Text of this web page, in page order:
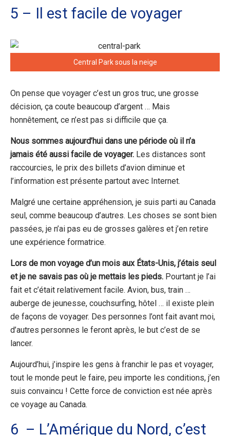
5 – Il est facile de voyager
Central Park sous la neige
On pense que voyager c’est un gros truc, une grosse
décision, ça coute beaucoup d’argent … Mais
honnêtement, ce n’est pas si difficile que ça.
Nous sommes aujourd’hui dans une période où il n’a
jamais été aussi facile de voyager. Les distances sont
raccourcies, le prix des billets d’avion diminue et
l’information est présente partout avec Internet.
Malgré une certaine appréhension, je suis parti au Canada
seul, comme beaucoup d’autres. Les choses se sont bien
passées, je n’ai pas eu de grosses galères et j’en retire
une expérience formatrice.
Lors de mon voyage d’un mois aux États-Unis, j’étais seul
et je ne savais pas où je mettais les pieds. Pourtant je l’ai
fait et c’était relativement facile. Avion, bus, train …
auberge de jeunesse, couchsurfing, hôtel … il existe plein
de façons de voyager. Des personnes l’ont fait avant moi,
d’autres personnes le feront après, le but c’est de se
lancer.
Aujourd’hui, j’inspire les gens à franchir le pas et voyager,
tout le monde peut le faire, peu importe les conditions, j’en
suis convaincu ! Cette force de conviction est née après
ce voyage au Canada.
6 – L’Amérique du Nord, c’est